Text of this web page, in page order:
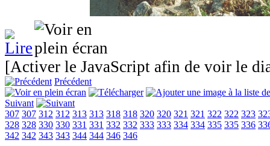
[Activer le JavaScript afin de voir le
Précédent
Suivant
307 307 312 312 313 313 318 318 320 320 321 321 322 322 323
328 328 330 330 331 331 332 332 333 333 334 334 335 335 336
342 342 343 343 344 344 346 346